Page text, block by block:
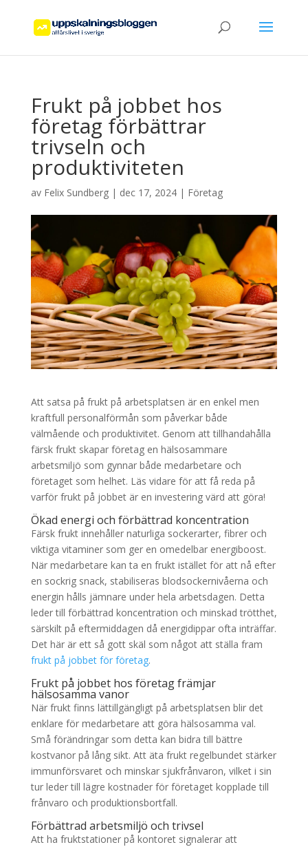
Frukt på jobbet hos
företag förbättrar
trivseln och
produktiviteten
av Felix Sundberg| dec 17, 2024| Företag
Att satsa på frukt på arbetsplatsen är en enkel men
kraftfull personalförmån som påverkar både
välmående och produktivitet. Genom att tillhandahålla
färsk frukt skapar företag en hälsosammare
arbetsmiljö som gynnar både medarbetare och
företaget som helhet. Läs vidare för att få reda på
varför frukt på jobbet är en investering värd att göra!
Ökad energi och förbättrad koncentration
Färsk frukt innehåller naturliga sockerarter, fibrer och
viktiga vitaminer som ger en omedelbar energiboost.
När medarbetare kan ta en frukt istället för att nå efter
en sockrig snack, stabiliseras blodsockernivåerna och
energin hålls jämnare under hela arbetsdagen. Detta
leder till förbättrad koncentration och minskad trötthet,
särskilt på eftermiddagen då energidippar ofta inträffar.
Det här är ett så gott skäl som något att ställa fram
frukt på jobbet för företag.
Frukt på jobbet hos företag främjar
hälsosamma vanor
När frukt finns lättillgängligt på arbetsplatsen blir det
enklare för medarbetare att göra hälsosamma val.
Små förändringar som detta kan bidra till bättre
kostvanor på lång sikt. Att äta frukt regelbundet stärker
immunförsvaret och minskar sjukfrånvaron, vilket i sin
tur leder till lägre kostnader för företaget kopplade till
frånvaro och produktionsbortfall.
Förbättrad arbetsmiljö och trivsel
Att ha fruktstationer på kontoret signalerar att